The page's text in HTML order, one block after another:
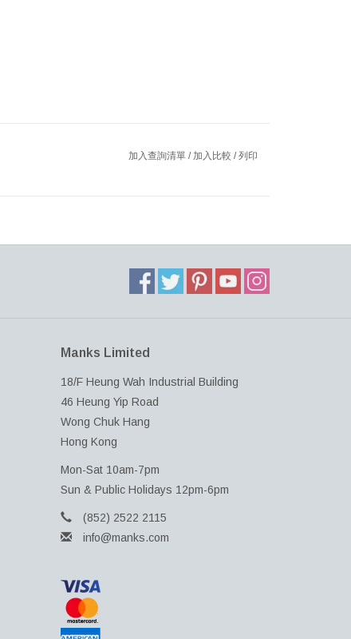
加入查詢清單 / 加入比較 /列印
Manks Limited
18/F Heung Wah Industrial Building
46 Heung Yip Road
Wong Chuk Hang
Hong Kong
Mon-Sat 10am-7pm
Sun & Public Holidays 12pm-6pm
(852) 2522 2115
info@manks.com